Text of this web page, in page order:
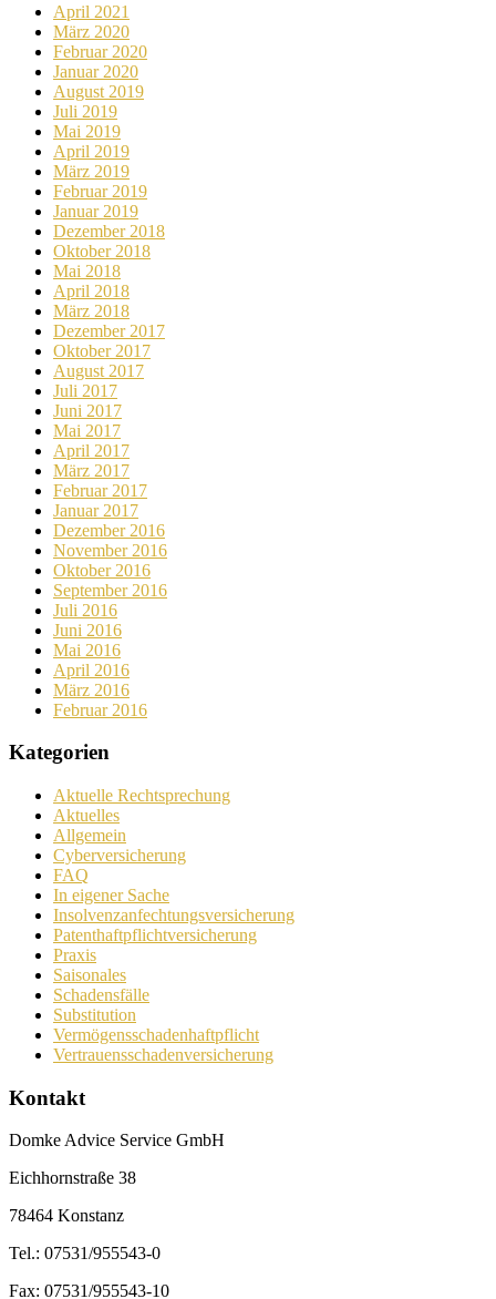
April 2021
März 2020
Februar 2020
Januar 2020
August 2019
Juli 2019
Mai 2019
April 2019
März 2019
Februar 2019
Januar 2019
Dezember 2018
Oktober 2018
Mai 2018
April 2018
März 2018
Dezember 2017
Oktober 2017
August 2017
Juli 2017
Juni 2017
Mai 2017
April 2017
März 2017
Februar 2017
Januar 2017
Dezember 2016
November 2016
Oktober 2016
September 2016
Juli 2016
Juni 2016
Mai 2016
April 2016
März 2016
Februar 2016
Kategorien
Aktuelle Rechtsprechung
Aktuelles
Allgemein
Cyberversicherung
FAQ
In eigener Sache
Insolvenzanfechtungsversicherung
Patenthaftpflichtversicherung
Praxis
Saisonales
Schadensfälle
Substitution
Vermögensschadenhaftpflicht
Vertrauensschadenversicherung
Kontakt
Domke Advice Service GmbH
Eichhornstraße 38
78464 Konstanz
Tel.: 07531/955543-0
Fax: 07531/955543-10